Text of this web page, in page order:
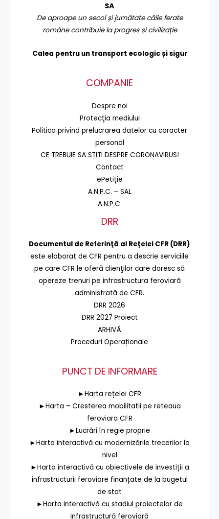
SA
De aproape un secol și jumătate căile ferate
române contribuie la progres și civilizație
Calea pentru un transport ecologic și sigur
COMPANIE
Despre noi
Protecţia mediului
Politica privind prelucrarea datelor cu caracter
personal
CE TREBUIE SA STITI DESPRE CORONAVIRUS!
Contact
ePetiție
A.N.P.C. – SAL
A.N.P.C.
DRR
Documentul de Referinţă al Reţelei CFR (DRR)
este elaborat de CFR pentru a descrie serviciile
pe care CFR le oferă clienţilor care doresc să
opereze trenuri pe infrastructura feroviară
administrată de CFR.
DRR 2026
DRR 2027 Proiect
ARHIVĂ
Proceduri Operaționale
PUNCT DE INFORMARE
►Harta rețelei CFR
►Harta – Cresterea mobilitatii pe reteaua
feroviara CFR
►Lucrări în regie proprie
►Harta interactivă cu modernizările trecerilor la
nivel
►Harta interactivă cu obiectivele de investiții a
infrastructurii feroviare finanțate de la bugetul
de stat
►Harta interactivă cu stadiul proiectelor de
infrastructură feroviară